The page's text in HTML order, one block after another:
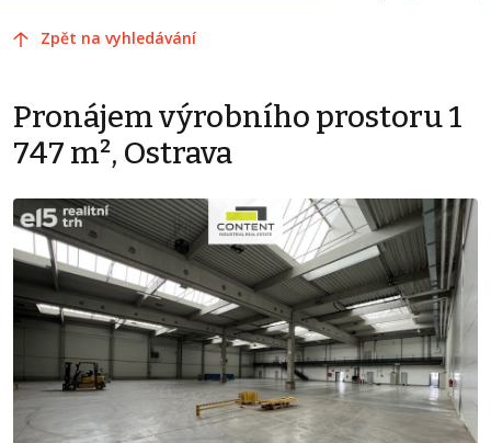
Zpět na vyhledávání
Pronájem výrobního prostoru 1
747 m², Ostrava